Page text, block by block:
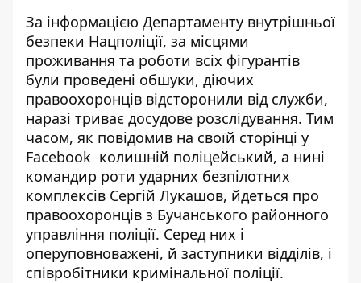
За інформацією Департаменту внутрішньої
безпеки Нацполіції, за місцями
проживання та роботи всіх фігурантів
були проведені обшуки, діючих
правоохоронців відсторонили від служби,
наразі триває досудове розслідування. Тим
часом, як повідомив на своїй сторінці у
Facebook колишній поліцейський, а нині
командир роти ударних безпілотних
комплексів Сергій Лукашов, йдеться про
правоохоронців з Бучанського районного
управління поліції. Серед них і
оперуповноважені, й заступники відділів, і
співробітники кримінальної поліції.